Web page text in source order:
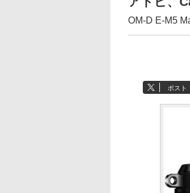
OM-D E-M5
ポスト